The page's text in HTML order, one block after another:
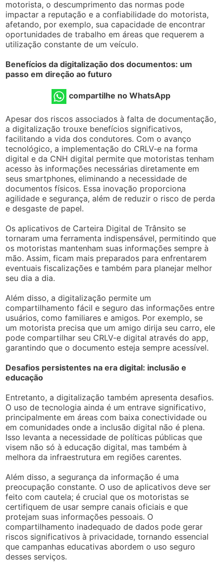
motorista, o descumprimento das normas pode
impactar a reputação e a confiabilidade do motorista,
afetando, por exemplo, sua capacidade de encontrar
oportunidades de trabalho em áreas que requerem a
utilização constante de um veículo.
Benefícios da digitalização dos documentos: um
passo em direção ao futuro
compartilhe no WhatsApp
Apesar dos riscos associados à falta de documentação,
a digitalização trouxe benefícios significativos,
facilitando a vida dos condutores. Com o avanço
tecnológico, a implementação do CRLV-e na forma
digital e da CNH digital permite que motoristas tenham
acesso às informações necessárias diretamente em
seus smartphones, eliminando a necessidade de
documentos físicos. Essa inovação proporciona
agilidade e segurança, além de reduzir o risco de perda
e desgaste de papel.
Os aplicativos de Carteira Digital de Trânsito se
tornaram uma ferramenta indispensável, permitindo que
os motoristas mantenham suas informações sempre à
mão. Assim, ficam mais preparados para enfrentarem
eventuais fiscalizações e também para planejar melhor
seu dia a dia.
Além disso, a digitalização permite um
compartilhamento fácil e seguro das informações entre
usuários, como familiares e amigos. Por exemplo, se
um motorista precisa que um amigo dirija seu carro, ele
pode compartilhar seu CRLV-e digital através do app,
garantindo que o documento esteja sempre acessível.
Desafios persistentes na era digital: inclusão e
educação
Entretanto, a digitalização também apresenta desafios.
O uso de tecnologia ainda é um entrave significativo,
principalmente em áreas com baixa conectividade ou
em comunidades onde a inclusão digital não é plena.
Isso levanta a necessidade de políticas públicas que
visem não só à educação digital, mas também à
melhora da infraestrutura em regiões carentes.
Além disso, a segurança da informação é uma
preocupação constante. O uso de aplicativos deve ser
feito com cautela; é crucial que os motoristas se
certifiquem de usar sempre canais oficiais e que
protejam suas informações pessoais. O
compartilhamento inadequado de dados pode gerar
riscos significativos à privacidade, tornando essencial
que campanhas educativas abordem o uso seguro
desses serviços.